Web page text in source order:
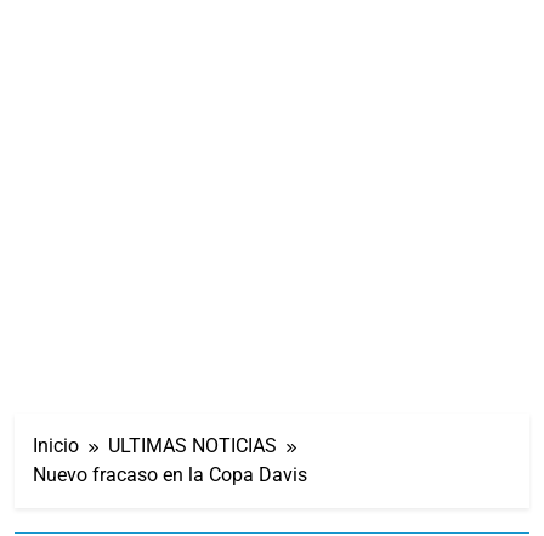
Inicio
ULTIMAS NOTICIAS
Nuevo fracaso en la Copa Davis